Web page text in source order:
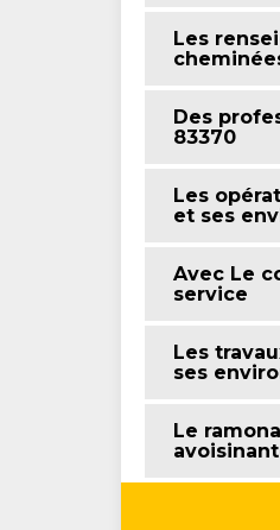
Les
Des
83370
Les
et ses
Avec Le
service
Les
ses
Le